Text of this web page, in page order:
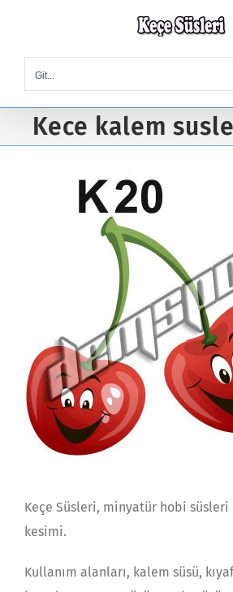
content
Git...
Kece kalem
Keçe Süsleri, minyatür hobi süsleri
kesimi.
Kullanım alanları, kalem süsü,